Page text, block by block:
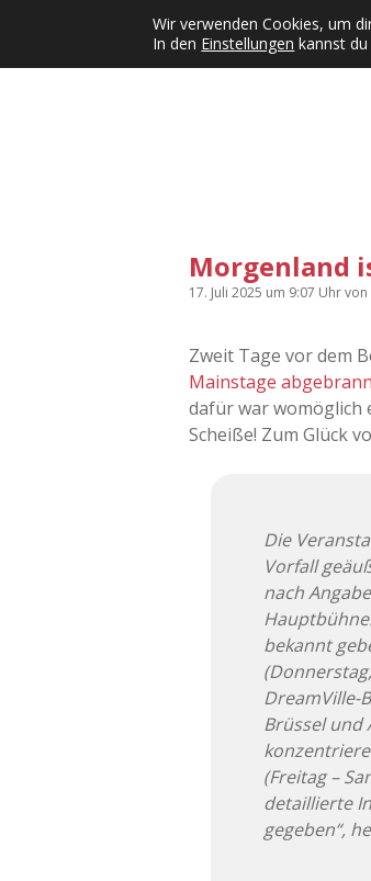
Kategorien Dropdown-Menü
KFMW-Disco
Morgenland
17. Juli 2025 um 9:07 Uhrvon
Zweit Tage vor dem
Mainstage
dafür war womöglich
Scheiße! Zum Glück
Die
Vorfall
nach
bekannt
DreamVille-
Brüssel und
(Freitag –
detaillierte
gegeben“,
Wir verwenden Cookies, um
In den Einstellungen kannst